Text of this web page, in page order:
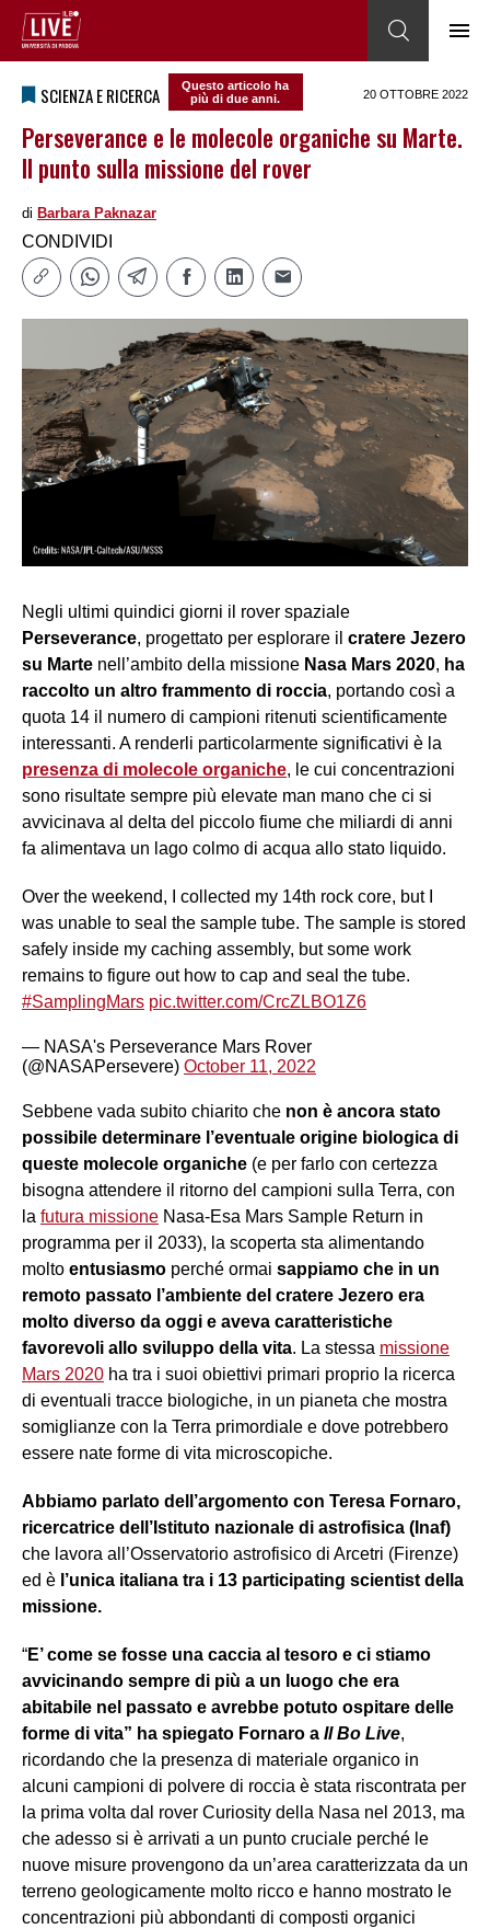
SCIENZA E RICERCA
Questo articolo ha
più di due anni.
20 OTTOBRE 2022
Perseverance e le molecole organiche su Marte.
Il punto sulla missione del rover
di Barbara Paknazar
CONDIVIDI
Negli ultimi quindici giorni il rover spaziale
Perseverance, progettato per esplorare il cratere Jezero
su Marte nell’ambito della missione Nasa Mars 2020, ha
raccolto un altro frammento di roccia, portando così a
quota 14 il numero di campioni ritenuti scientificamente
interessanti. A renderli particolarmente significativi è la
presenza di molecole organiche, le cui concentrazioni
sono risultate sempre più elevate man mano che ci si
avvicinava al delta del piccolo fiume che miliardi di anni
fa alimentava un lago colmo di acqua allo stato liquido.
Over the weekend, I collected my 14th rock core, but I
was unable to seal the sample tube. The sample is stored
safely inside my caching assembly, but some work
remains to figure out how to cap and seal the tube.
#SamplingMars pic.twitter.com/CrcZLBO1Z6
— NASA's Perseverance Mars Rover
(@NASAPersevere) October 11, 2022
Sebbene vada subito chiarito che non è ancora stato
possibile determinare l’eventuale origine biologica di
queste molecole organiche (e per farlo con certezza
bisogna attendere il ritorno del campioni sulla Terra, con
la futura missione Nasa-Esa Mars Sample Return in
programma per il 2033), la scoperta sta alimentando
molto entusiasmo perché ormai sappiamo che in un
remoto passato l’ambiente del cratere Jezero era
molto diverso da oggi e aveva caratteristiche
favorevoli allo sviluppo della vita. La stessa missione
Mars 2020 ha tra i suoi obiettivi primari proprio la ricerca
di eventuali tracce biologiche, in un pianeta che mostra
somiglianze con la Terra primordiale e dove potrebbero
essere nate forme di vita microscopiche.
Abbiamo parlato dell’argomento con Teresa Fornaro,
ricercatrice dell’Istituto nazionale di astrofisica (Inaf)
che lavora all’Osservatorio astrofisico di Arcetri (Firenze)
ed è l’unica italiana tra i 13 participating scientist della
missione.
“E’ come se fosse una caccia al tesoro e ci stiamo
avvicinando sempre di più a un luogo che era
abitabile nel passato e avrebbe potuto ospitare delle
forme di vita” ha spiegato Fornaro a Il Bo Live,
ricordando che la presenza di materiale organico in
alcuni campioni di polvere di roccia è stata riscontrata per
la prima volta dal rover Curiosity della Nasa nel 2013, ma
che adesso si è arrivati a un punto cruciale perché le
nuove misure provengono da un’area caratterizzata da un
terreno geologicamente molto ricco e hanno mostrato le
concentrazioni più abbondanti di composti organici